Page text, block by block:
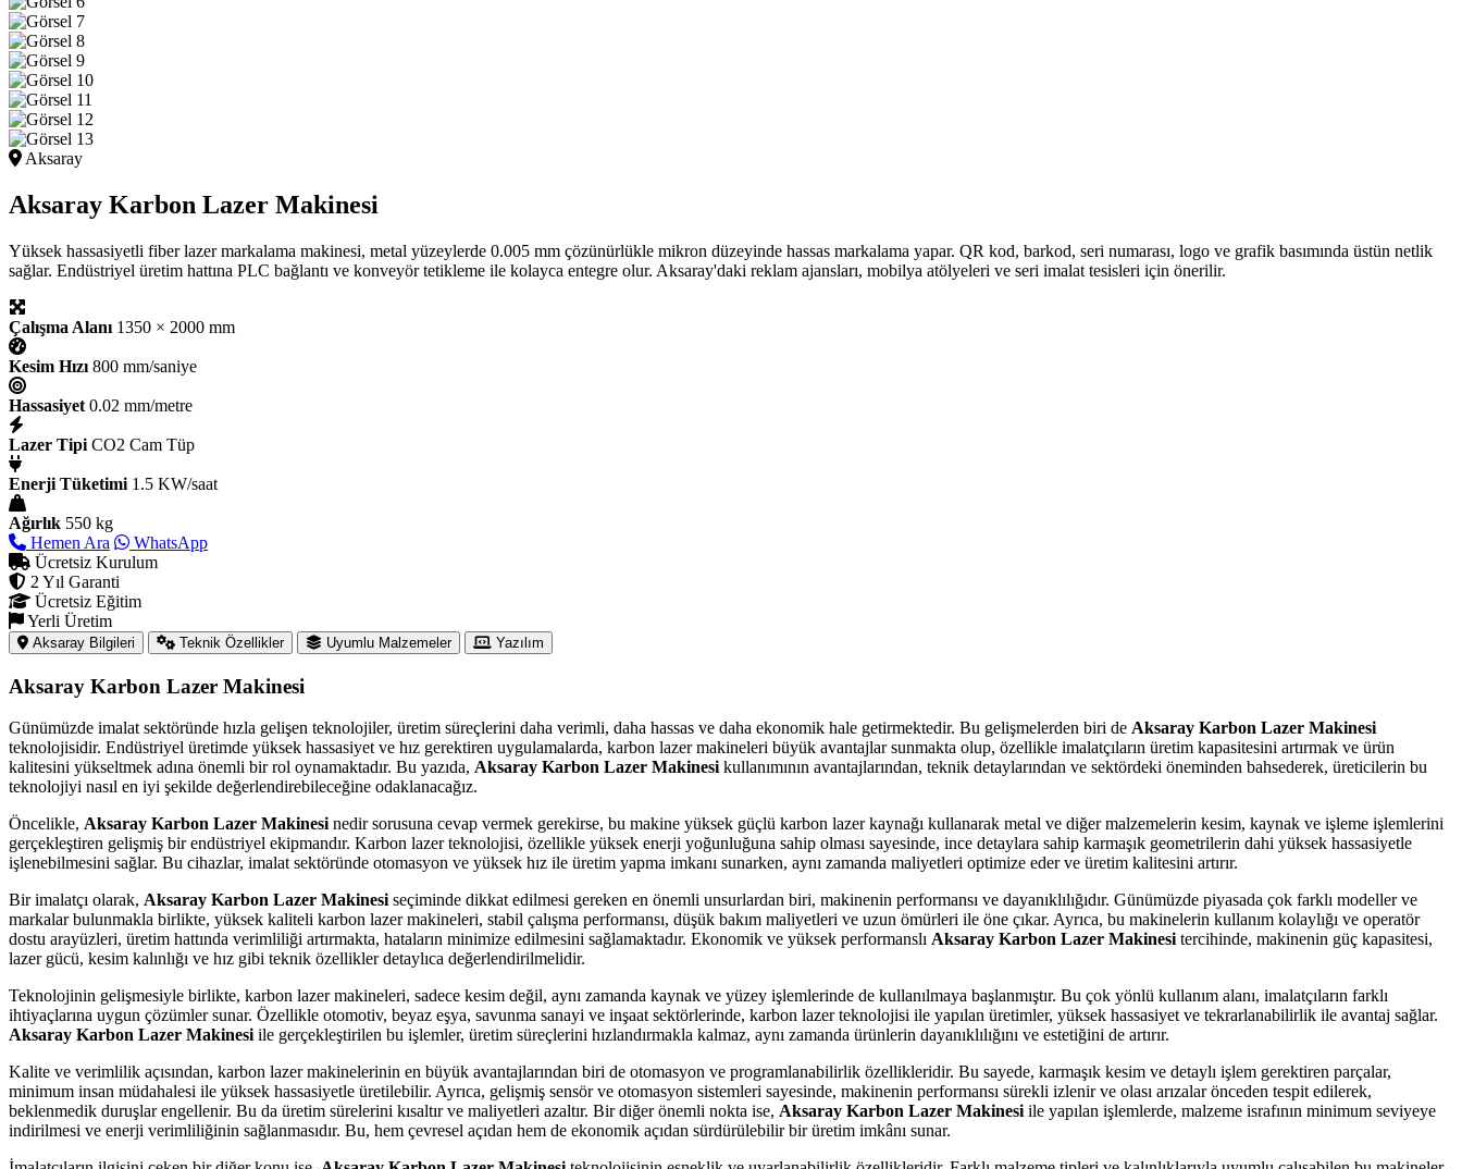
Aksaray
Aksaray Karbon Lazer Makinesi
Yüksek hassasiyetli fiber lazer markalama makinesi, metal yüzeylerde 0.005 mm çözünürlükle mikron düzeyinde hassas markalama yapar. QR kod, barkod, seri numarası, logo ve grafik basımında üstün netlik
sağlar. Endüstriyel üretim hattına PLC bağlantı ve konveyör tetikleme ile kolayca entegre olur. Aksaray'daki reklam ajansları, mobilya atölyeleri ve seri imalat tesisleri için önerilir.
Çalışma Alanı 1350 × 2000 mm
Kesim Hızı 800 mm/saniye
Hassasiyet 0.02 mm/metre
Lazer Tipi CO2 Cam Tüp
Enerji Tüketimi 1.5 KW/saat
Ağırlık 550 kg
Hemen Ara
WhatsApp
Ücretsiz Kurulum
2 Yıl Garanti
Ücretsiz Eğitim
Yerli Üretim
Aksaray Bilgileri Teknik Özellikler Uyumlu Malzemeler Yazılım
Aksaray Karbon Lazer Makinesi
Günümüzde imalat sektöründe hızla gelişen teknolojiler, üretim süreçlerini daha verimli, daha hassas ve daha ekonomik hale getirmektedir. Bu gelişmelerden biri de Aksaray Karbon Lazer Makinesi
teknolojisidir. Endüstriyel üretimde yüksek hassasiyet ve hız gerektiren uygulamalarda, karbon lazer makineleri büyük avantajlar sunmakta olup, özellikle imalatçıların üretim kapasitesini artırmak ve ürün
kalitesini yükseltmek adına önemli bir rol oynamaktadır. Bu yazıda, Aksaray Karbon Lazer Makinesi kullanımının avantajlarından, teknik detaylarından ve sektördeki öneminden bahsederek, üreticilerin bu
teknolojiyi nasıl en iyi şekilde değerlendirebileceğine odaklanacağız.
Öncelikle, Aksaray Karbon Lazer Makinesi nedir sorusuna cevap vermek gerekirse, bu makine yüksek güçlü karbon lazer kaynağı kullanarak metal ve diğer malzemelerin kesim, kaynak ve işleme işlemlerini
gerçekleştiren gelişmiş bir endüstriyel ekipmandır. Karbon lazer teknolojisi, özellikle yüksek enerji yoğunluğuna sahip olması sayesinde, ince detaylara sahip karmaşık geometrilerin dahi yüksek hassasiyetle
işlenebilmesini sağlar. Bu cihazlar, imalat sektöründe otomasyon ve yüksek hız ile üretim yapma imkanı sunarken, aynı zamanda maliyetleri optimize eder ve üretim kalitesini artırır.
Bir imalatçı olarak, Aksaray Karbon Lazer Makinesi seçiminde dikkat edilmesi gereken en önemli unsurlardan biri, makinenin performansı ve dayanıklılığıdır. Günümüzde piyasada çok farklı modeller ve
markalar bulunmakla birlikte, yüksek kaliteli karbon lazer makineleri, stabil çalışma performansı, düşük bakım maliyetleri ve uzun ömürleri ile öne çıkar. Ayrıca, bu makinelerin kullanım kolaylığı ve operatör
dostu arayüzleri, üretim hattında verimliliği artırmakta, hataların minimize edilmesini sağlamaktadır. Ekonomik ve yüksek performanslı Aksaray Karbon Lazer Makinesi tercihinde, makinenin güç kapasitesi,
lazer gücü, kesim kalınlığı ve hız gibi teknik özellikler detaylıca değerlendirilmelidir.
Teknolojinin gelişmesiyle birlikte, karbon lazer makineleri, sadece kesim değil, aynı zamanda kaynak ve yüzey işlemlerinde de kullanılmaya başlanmıştır. Bu çok yönlü kullanım alanı, imalatçıların farklı
ihtiyaçlarına uygun çözümler sunar. Özellikle otomotiv, beyaz eşya, savunma sanayi ve inşaat sektörlerinde, karbon lazer teknolojisi ile yapılan üretimler, yüksek hassasiyet ve tekrarlanabilirlik ile avantaj sağlar.
Aksaray Karbon Lazer Makinesi ile gerçekleştirilen bu işlemler, üretim süreçlerini hızlandırmakla kalmaz, aynı zamanda ürünlerin dayanıklılığını ve estetiğini de artırır.
Kalite ve verimlilik açısından, karbon lazer makinelerinin en büyük avantajlarından biri de otomasyon ve programlanabilirlik özellikleridir. Bu sayede, karmaşık kesim ve detaylı işlem gerektiren parçalar,
minimum insan müdahalesi ile yüksek hassasiyetle üretilebilir. Ayrıca, gelişmiş sensör ve otomasyon sistemleri sayesinde, makinenin performansı sürekli izlenir ve olası arızalar önceden tespit edilerek,
beklenmedik duruşlar engellenir. Bu da üretim sürelerini kısaltır ve maliyetleri azaltır. Bir diğer önemli nokta ise, Aksaray Karbon Lazer Makinesi ile yapılan işlemlerde, malzeme israfının minimum seviyeye
indirilmesi ve enerji verimliliğinin sağlanmasıdır. Bu, hem çevresel açıdan hem de ekonomik açıdan sürdürülebilir bir üretim imkânı sunar.